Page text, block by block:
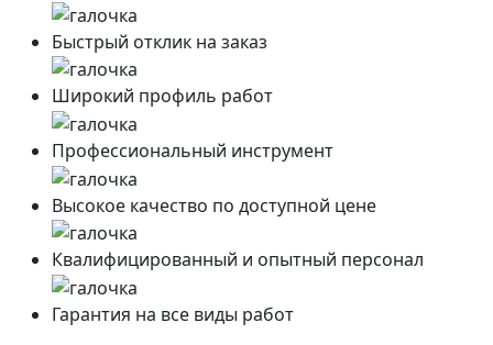
Быстрый отклик на заказ
Широкий профиль работ
Профессиональный инструмент
Высокое качество по доступной цене
Квалифицированный и опытный персонал
Гарантия на все виды работ